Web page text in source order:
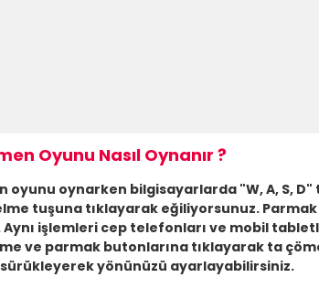
Oyunu Nasıl Oynanır ?
oyunu oynarken bilgisayarlarda "W, A, S,
tuşuna tıklayarak eğiliyorsunuz.
Aynı işlemleri cep telefonları ve mobil
ve parmak butonlarına tıklayarak ta
yönünüzü ayarlayabilirsiniz.